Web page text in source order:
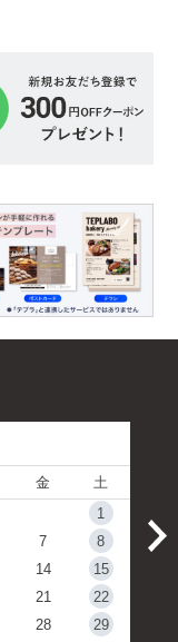
金
土
1
7
8
14
15
21
22
28
29